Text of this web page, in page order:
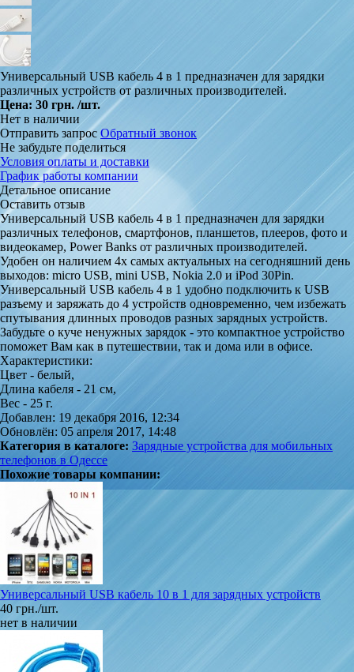
Универсальный USB кабель 4 в 1 предназначен для зарядки
различных устройств от различных производителей.
Цена: 30 грн. /шт.
Нет в наличии
Отправить запрос Обратный звонок
Не забудьте поделиться
Условия оплаты и доставки
График работы компании
Детальное описание
Оставить отзыв
Универсальный USB кабель 4 в 1 предназначен для зарядки
различных телефонов, смартфонов, планшетов, плееров, фото и
видеокамер, Power Banks от различных производителей.
Удобен он наличием 4х самых актуальных на сегодняшний день
выходов: micro USB, mini USB, Nokia 2.0 и iPod 30Pin.
Универсальный USB кабель 4 в 1 удобно подключить к USB
разъему и заряжать до 4 устройств одновременно, чем избежать
спутывания длинных проводов разных зарядных устройств.
Забудьте о куче ненужных зарядок - это компактное устройство
поможет Вам как в путешествии, так и дома или в офисе.
Характеристики:
Цвет - белый,
Длина кабеля - 21 см,
Вес - 25 г.
Добавлен: 19 декабря 2016, 12:34
Обновлён: 05 апреля 2017, 14:48
Категория в каталоге: Зарядные устройства для мобильных
телефонов в Одессе
Похожие товары компании:
Универсальный USB кабель 10 в 1 для зарядных устройств
40 грн./шт.
нет в наличии